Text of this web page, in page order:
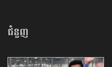
ជំនួញ